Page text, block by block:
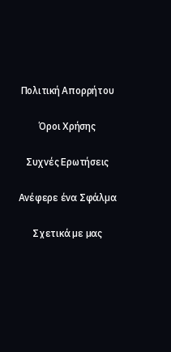
Πολιτική Απορρήτου
Όροι Χρήσης
Συχνές Ερωτήσεις
Ανέφερε ένα Σφάλμα
Σχετικά με μας